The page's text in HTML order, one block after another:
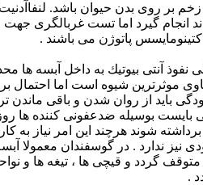
زخم بر روی بدن حیوان باشد.
انجام گیرد اما تست غربالگری
پاتوژن می باشند .
نفوذ آنتی بیوتیك به داخل
موثرترین شیوه است اما احتمال
باید از روان شدن و باقی ماندن
بایست بوسیله ضدعفونی كننده
شوند هرچند این امر
نیز ندارد . در گوسفندان
گردد و قیچی ها ، تیغه ها
.